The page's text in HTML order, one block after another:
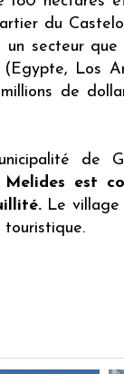
du
un secteur
Los
de
de
Melides est
Le village
touristique.